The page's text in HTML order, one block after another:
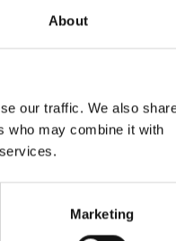
About
our traffic. We also
who may combine it with
Marketing
completamente
in sincronia –
indipendente, quando
Contenuto:
2 x tute EMS
2 x abbonamenti